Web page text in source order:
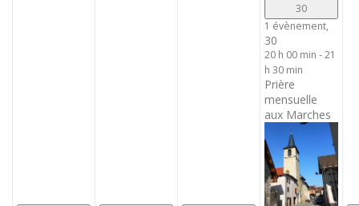
30
1 évènement,
30
20 h 00 min -21
h 30 min
Prière
mensuelle
aux Marches